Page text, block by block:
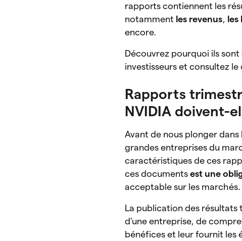
rapports contiennent les
notamment les revenus les
encore.
Découvrez pourquoi ils
investisseurs et consultez
Rapports
NVIDIA doivent-
Avant de nous plonger
grandes entreprises du
caractéristiques de ces
ces documentsest une
acceptable sur les marchés.
La publication des résultats
d’une entreprise, de
bénéfices et leur fournit les